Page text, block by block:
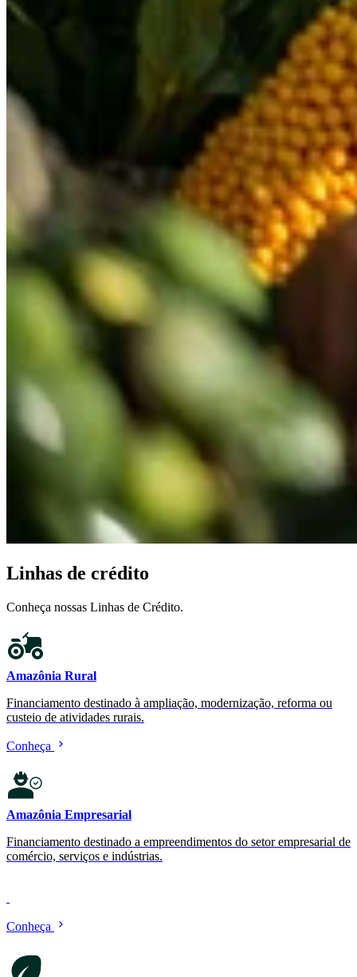
Linhas de crédito
Conheça nossas Linhas de Crédito.
Amazônia Rural
Financiamento destinado à ampliação, modernização, reforma ou
custeio de atividades rurais.
Conheça
Amazônia Empresarial
Financiamento destinado a empreendimentos do setor empresarial de
comércio, serviços e indústrias.
Conheça